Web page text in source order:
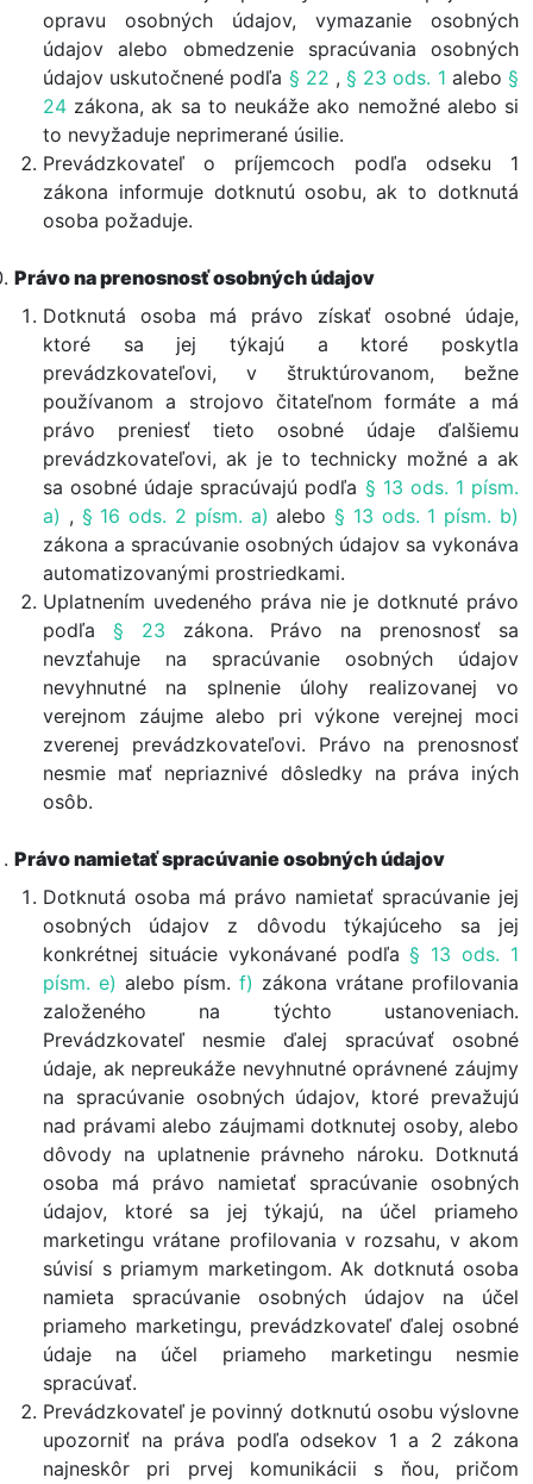
opravu osobných údajov, vymazanie osobných
údajov alebo obmedzenie spracúvania osobných
údajov uskutočnené podľa § 22 ,§ 23 ods. 1 alebo§
24 zákona, ak sa to neukáže ako nemožné alebo si
to nevyžaduje neprimerané úsilie.
Prevádzkovateľ o príjemcoch podľa odseku 1
zákona informuje dotknutú osobu, ak to dotknutá
osoba požaduje.
Právo na prenosnosť osobných údajov
Dotknutá osoba má právo získať osobné údaje,
ktoré sa jej týkajú a ktoré poskytla
prevádzkovateľovi, v štruktúrovanom, bežne
používanom a strojovo čitateľnom formáte a má
právo preniesť tieto osobné údaje ďalšiemu
prevádzkovateľovi, ak je to technicky možné a ak
sa osobné údaje spracúvajú podľa § 13 ods. 1 písm.
a) , § 16 ods. 2 písm. a) alebo§ 13 ods. 1 písm. b)
zákona a spracúvanie osobných údajov sa vykonáva
automatizovanými prostriedkami.
Uplatnením uvedeného práva nie je dotknuté právo
podľa § 23 zákona. Právo na prenosnosť sa
nevzťahuje na spracúvanie osobných údajov
nevyhnutné na splnenie úlohy realizovanej vo
verejnom záujme alebo pri výkone verejnej moci
zverenej prevádzkovateľovi. Právo na prenosnosť
nesmie mať nepriaznivé dôsledky na práva iných
osôb.
Právo namietať spracúvanie osobných údajov
Dotknutá osoba má právo namietať spracúvanie jej
osobných údajov z dôvodu týkajúceho sa jej
konkrétnej situácie vykonávané podľa§ 13 ods. 1
písm. e) alebo písm. f) zákona vrátane profilovania
založeného na týchto ustanoveniach.
Prevádzkovateľ nesmie ďalej spracúvať osobné
údaje, ak nepreukáže nevyhnutné oprávnené záujmy
na spracúvanie osobných údajov, ktoré prevažujú
nad právami alebo záujmami dotknutej osoby, alebo
dôvody na uplatnenie právneho nároku. Dotknutá
osoba má právo namietať spracúvanie osobných
údajov, ktoré sa jej týkajú, na účel priameho
marketingu vrátane profilovania v rozsahu, v akom
súvisí s priamym marketingom. Ak dotknutá osoba
namieta spracúvanie osobných údajov na účel
priameho marketingu, prevádzkovateľ ďalej osobné
údaje na účel priameho marketingu nesmie
spracúvať.
Prevádzkovateľ je povinný dotknutú osobu výslovne
upozorniť na práva podľa odsekov 1 a 2 zákona
najneskôr pri prvej komunikácii s ňou, pričom